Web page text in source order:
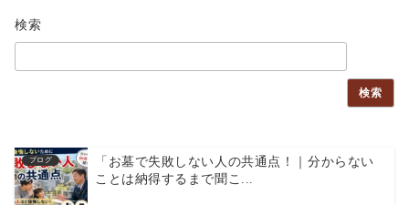
検索
検索
ブログ
「お墓で失敗しない人の共通点！｜分からない
ことは納得するまで聞こ...